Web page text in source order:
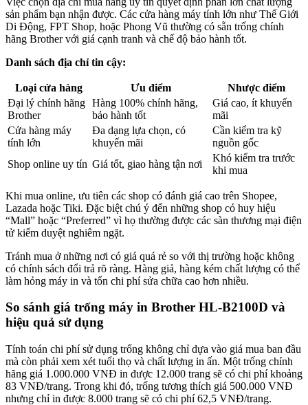
sản phẩm bạn nhận được. Các cửa hàng máy tính lớn như Thế Giới
Di Động, FPT Shop, hoặc Phong Vũ thường có sẵn trống chính
hãng Brother với giá cạnh tranh và chế độ bảo hành tốt.
Danh sách địa chỉ tin cậy:
Loại cửa hàng Ưu điểm
Nhược điểm
Đại lý chính hãng
Brother
Hàng 100% chính hãng,
bảo hành tốt
Giá cao, ít khuyến
mãi
Cửa hàng máy
tính lớn
Đa dạng lựa chọn, có
khuyến mãi
Cần kiểm tra kỹ
nguồn gốc
Shop online uy tín Giá tốt, giao hàng tận nơi
Khó kiểm tra trước
khi mua
Khi mua online, ưu tiên các shop có đánh giá cao trên Shopee,
Lazada hoặc Tiki. Đặc biệt chú ý đến những shop có huy hiệu
“Mall” hoặc “Preferred” vì họ thường được các sàn thương mại điện
tử kiểm duyệt nghiêm ngặt.
Tránh mua ở những nơi có giá quá rẻ so với thị trường hoặc không
có chính sách đổi trả rõ ràng. Hàng giả, hàng kém chất lượng có thể
làm hỏng máy in và tốn chi phí sửa chữa cao hơn nhiều.
So sánh giá trống máy in Brother HL-B2100D và
hiệu quả sử dụng
Tính toán chi phí sử dụng trống không chỉ dựa vào giá mua ban đầu
mà còn phải xem xét tuổi thọ và chất lượng in ấn. Một trống chính
hãng giá 1.000.000 VNĐ in được 12.000 trang sẽ có chi phí khoảng
83 VNĐ/trang. Trong khi đó, trống tương thích giá 500.000 VNĐ
nhưng chỉ in được 8.000 trang sẽ có chi phí 62,5 VNĐ/trang.